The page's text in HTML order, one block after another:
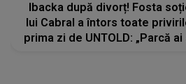
Ibacka după divorț! Fosta
lui Cabral a întors toate
prima zi de UNTOLD: „Parcă